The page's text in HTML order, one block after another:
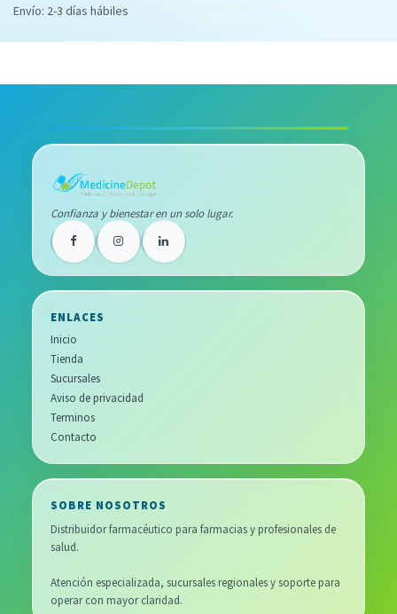
Envío: 2-3 días hábiles
Confianza y bienestar en un solo lugar.
ENLACES
Inicio
Tienda
Sucursales
Aviso de privacidad
Terminos
Contacto
SOBRE NOSOTROS
Distribuidor farmacéutico para farmacias y profesionales de
salud.
Atención especializada, sucursales regionales y soporte para
operar con mayor claridad.